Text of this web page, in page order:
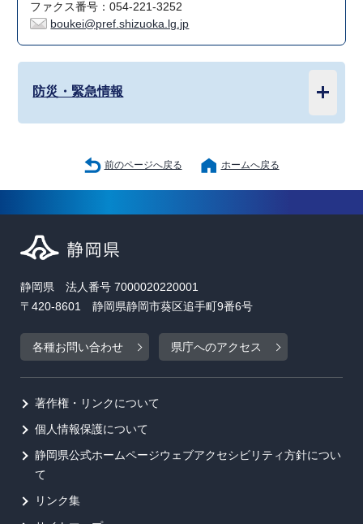
ファクス番号：054-221-3252
boukei@pref.shizuoka.lg.jp
防災・緊急情報
前のページへ戻る ホームへ戻る
静岡県 法人番号 7000020220001
〒420-8601 静岡県静岡市葵区追手町9番6号
各種お問い合わせ 県庁へのアクセス
著作権・リンクについて
個人情報保護について
静岡県公式ホームページウェブアクセシビリティ方針につい
て
リンク集